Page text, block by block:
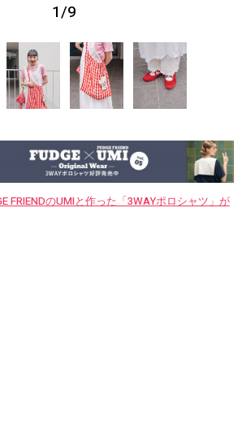
1/9
FRIENDのUMIと作った「3WAYポロシャツ」が